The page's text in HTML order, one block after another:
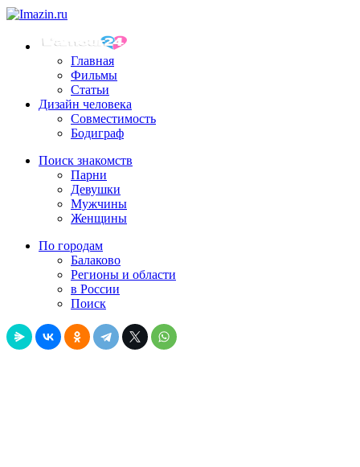
Главная
Фильмы
Статьи
Дизайн человека
Совместимость
Бодиграф
Поиск знакомств
Парни
Девушки
Мужчины
Женщины
По городам
Балаково
Регионы и области
в России
Поиск